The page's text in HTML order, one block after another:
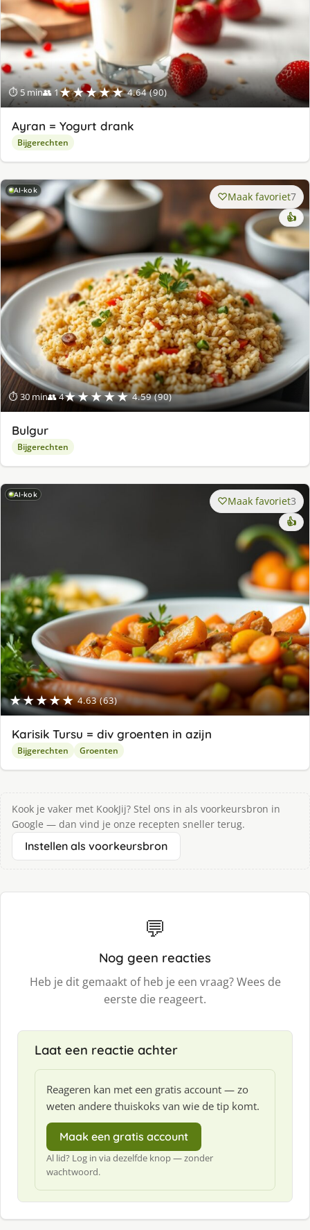
⏱ 5 min👥 1★★★★★ 4.64 (90)
Ayran = Yogurt drank
Bijgerechten
AI-kok
⏱ 30 min👥 4★★★★★ 4.59 (90)
Maak favoriet7
👍
Bulgur
Bijgerechten
AI-kok
★★★★★ 4.63 (63)
Maak favoriet3
👍
Karisik Tursu = div groenten in azijn
Bijgerechten Groenten
Kook je vaker met KookJij? Stel ons in als voorkeursbron in
Google — dan vind je onze recepten sneller terug.
Instellen als voorkeursbron
💬
Nog geen reacties
Heb je dit gemaakt of heb je een vraag? Wees de
eerste die reageert.
Laat een reactie achter
Reageren kan met een gratis account — zo
weten andere thuiskoks van wie de tip komt.
Maak een gratis account
Al lid? Log in via dezelfde knop — zonder
wachtwoord.